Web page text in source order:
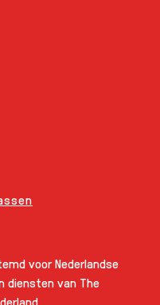
voor Nederlandse